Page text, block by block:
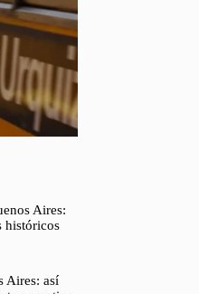
Aires:
históricos
Aires: así